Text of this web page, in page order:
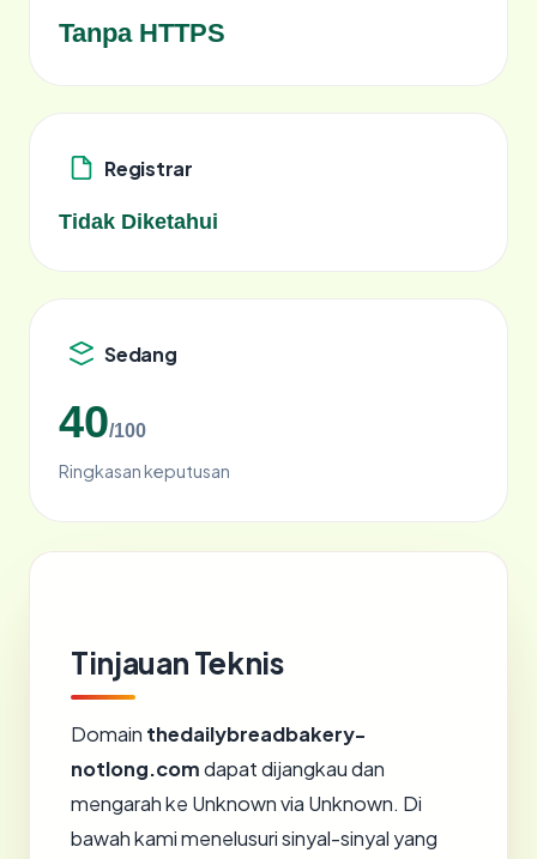
Tanpa HTTPS
Registrar
Tidak Diketahui
Sedang
40/100
Ringkasan keputusan
Tinjauan Teknis
Domain thedailybreadbakery-
notlong.comdapat dijangkau dan
mengarah ke Unknown via Unknown. Di
bawah kami menelusuri sinyal-sinyal yang